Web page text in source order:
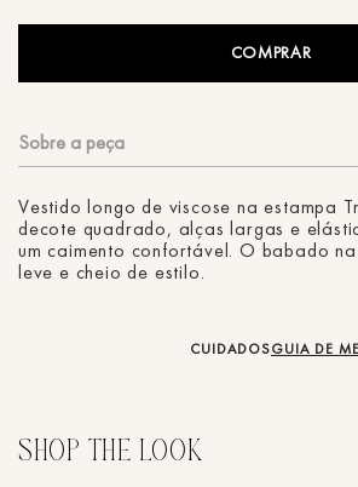
COMPRAR
Vestido longo de viscose na estampa
decote quadrado, alças largas e
um caimento confortável. O babado
leve e cheio de estilo.
CUIDADOSGUIA DE